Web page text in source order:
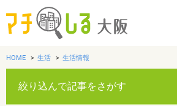
HOME 生活 生活情報
絞り込んで記事をさがす